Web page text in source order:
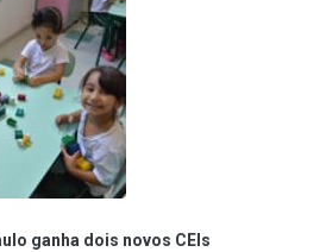
ganha dois novos CEIs